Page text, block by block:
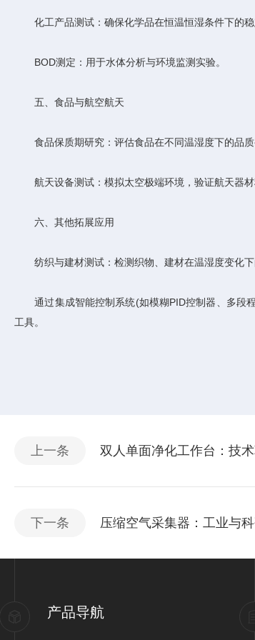
化工产品测试‌：确保化学品在恒温恒湿条件下的稳
‌BOD测定‌：用于水体分析与环境监测实验。
五、食品与航空航天
食品保质期研究‌：评估食品在不同温湿度下的品质
航天设备测试‌：模拟太空极端环境，验证航天器材
六、其他拓展应用
纺织与建材测试‌：检测织物、建材在温湿度变化下
通过集成智能控制系统(如模糊PID控制器、多段程
工具。
上一条 双人单面净化工作台：技
下一条 压缩空气采集器：工业与
产品导航